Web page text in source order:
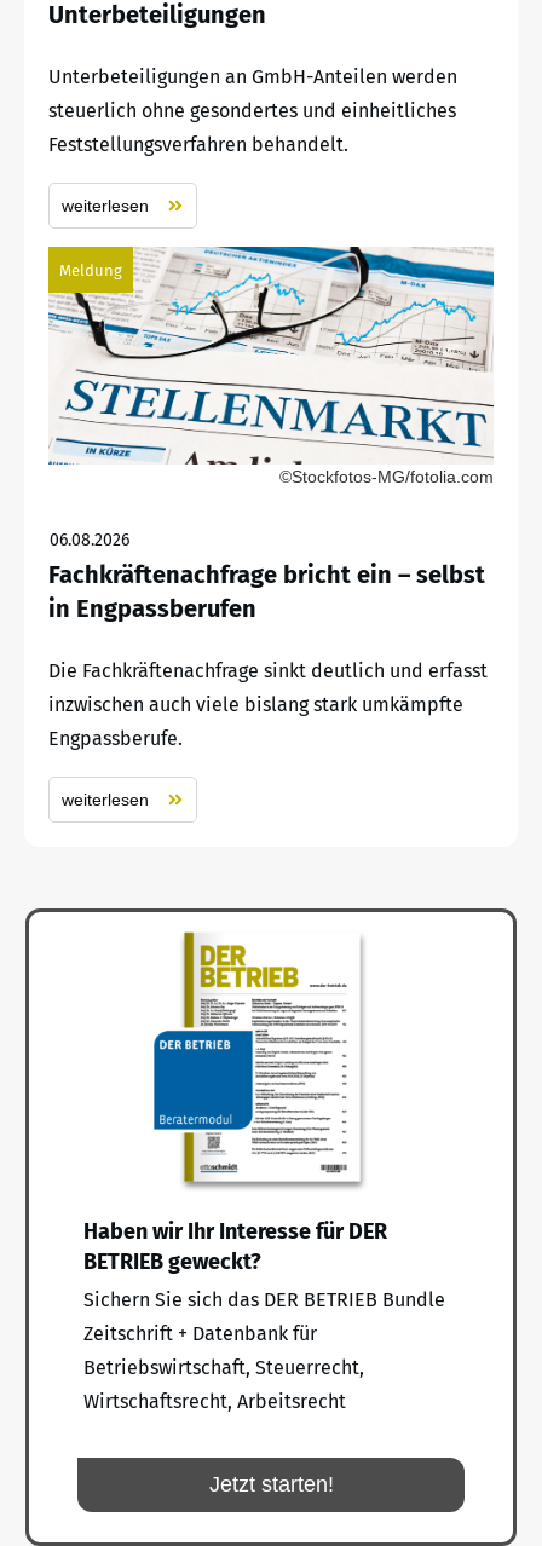
Unterbeteiligungen
Unterbeteiligungen an GmbH-Anteilen werden
steuerlich ohne gesondertes und einheitliches
Feststellungsverfahren behandelt.
weiterlesen
Meldung
©Stockfotos-MG/fotolia.com
06.08.2026
Fachkräftenachfrage bricht ein – selbst
in Engpassberufen
Die Fachkräftenachfrage sinkt deutlich und erfasst
inzwischen auch viele bislang stark umkämpfte
Engpassberufe.
weiterlesen
Haben wir Ihr Interesse für DER
BETRIEB geweckt?
Sichern Sie sich das DER BETRIEB Bundle
Zeitschrift + Datenbank für
Betriebswirtschaft, Steuerrecht,
Wirtschaftsrecht, Arbeitsrecht
Jetzt starten!